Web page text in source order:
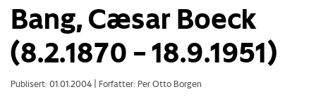
Bang, Cæsar Boeck
(8.2.1870 – 18.9.1951)
Publisert: 01.01.2004 Forfatter: Per Otto Borgen